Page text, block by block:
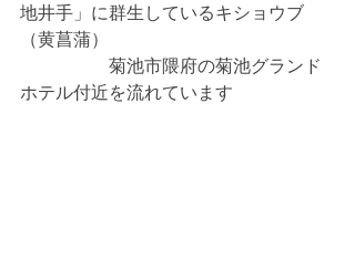
地井手」に群生しているキショウブ
（黄菖蒲）
菊池市隈府の菊池グランド
ホテル付近を流れています